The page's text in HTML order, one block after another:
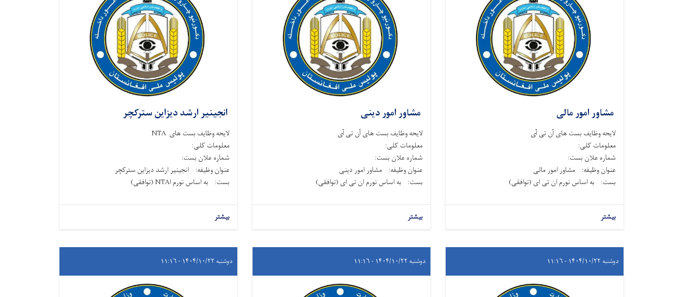
مشاور امور مالی
لایحه وظایف بست های آن تی آی
معلومات کلی:
شماره علان بست:
عنوان وظیفه: مشاور امور مالی
بست: به اساس نورم ان تی ای (توافقی)
بیشتر
مشاور امور دینی
لایحه وظایف بست های آن تی آی
معلومات کلی:
شماره علان بست:
عنوان وظیفه: مشاور امور دینی
بست: به اساس نورم ان تی ای (توافقی)
بیشتر
انجینیر ارشد دیزاین سترکچر
لایحه وظایف بست های NTA
معلومات کلی:
شماره علان بست:
عنوان وظیفه: انجینیر ارشد دیزاین سترکچر
بست: به اساس نورم اNTA (توافقی)
بیشتر
دوشنبه ۱۴۰۴/۱۰/۲۲ - ۱۱:۱۶ دوشنبه ۱۴۰۴/۱۰/۲۲ - ۱۱:۱۶ دوشنبه ۱۴۰۴/۱۰/۲۲ - ۱۱:۱۶